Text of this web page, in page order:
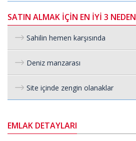
SATIN ALMAK İÇİN EN İYİ 3 NEDEN
Sahilin hemen karşısında
Deniz manzarası
Site içinde zengin olanaklar
EMLAK DETAYLARI